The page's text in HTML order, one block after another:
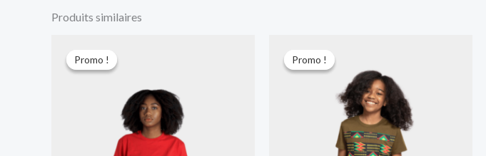
Produits similaires
Promo !
Promo !
initial
6.000 CFA.4.000 CFA.
Promo !
Promo !
initial
5.000 CFA.
est :
3.500 CFA.